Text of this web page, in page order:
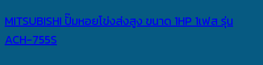
MITSUBISHI ปั๊มหอยโข่งส่งสูง ขนาด 1HP 1เฟส รุ่น
ACH-755S